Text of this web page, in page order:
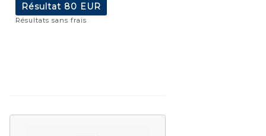
Résultat 80 EUR
Résultats sans frais